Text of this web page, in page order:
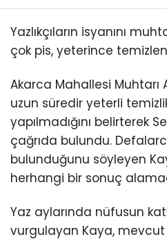
Yazlıkçıların isyanını
çok pis, yeterince
Akarca Mahallesi Muhtarı
uzun süredir yeterli
yapılmadığını belirterek
çağrıda bulundu.
bulunduğunu söyleyen
herhangi bir sonuç
Yaz aylarında nüfusun
vurgulayan Kaya,